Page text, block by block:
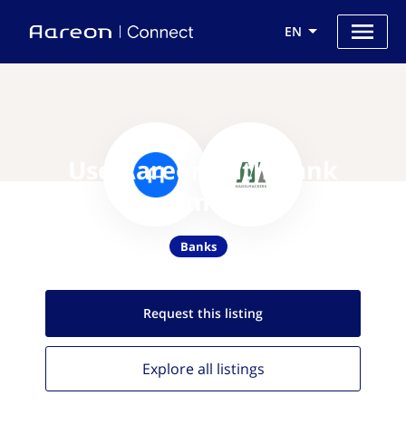
EN
Use Aareon with Bank
Nagelmackers
Banks
Request this listing
Explore all listings